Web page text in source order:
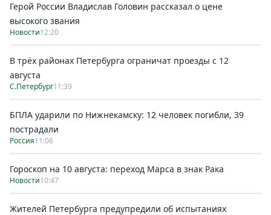
Герой России Владислав Головин рассказал о цене
высокого звания
Новости12:20
В трёх районах Петербурга ограничат проезды с 12
августа
С.Петербург11:39
БПЛА ударили по Нижнекамску: 12 человек погибли, 39
пострадали
Россия11:06
Гороскоп на 10 августа: переход Марса в знак Рака
Новости10:47
Жителей Петербурга предупредили об испытаниях